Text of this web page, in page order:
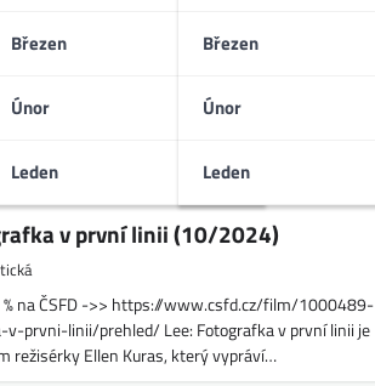
Březen
Únor
Leden
Březen
Únor
Leden
v první linii (10/2024)
% na ČSFD ->> https://www.csfd.cz/film/1000489-
prvni-linii/prehled/ Lee: Fotografka v první linii je
režisérky Ellen Kuras, který vypráví…